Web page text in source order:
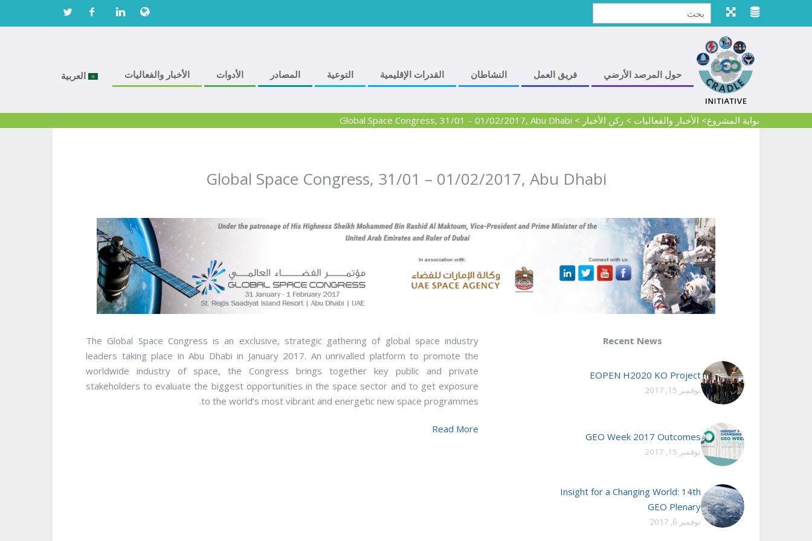
حول المرصد الأرضي فريق العمل النشاطان القدرات الإقليمية التوعية المصادر الأدوات الأخبار والفعاليات العربية
بوابة المشروع> الأخبار والفعاليات > ركن الأخبار >
Global Space Congress, 31/01 – 01/02/2017, Abu Dhabi
Global Space Congress, 31/01 – 01/02/2017, Abu Dhabi
The Global Space Congress is an exclusive, strategic gathering of global space industry
leaders taking place in Abu Dhabi in January 2017. An unrivalled platform to promote the
worldwide industry of space, the Congress brings together key public and private
stakeholders to evaluate the biggest opportunities in the space sector and to get exposure
to the world’s most vibrant and energetic new space programmes.
Read More
Recent News
EOPEN H2020 KO Project
نوفمبر 15, 2017
GEO Week 2017 Outcomes
نوفمبر 15, 2017
Insight for a Changing World: 14th
GEO Plenary
نوفمبر 6, 2017